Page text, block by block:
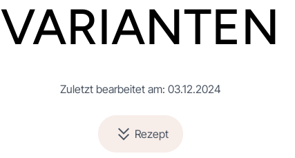
VARIANTEN
Zuletzt bearbeitet am: 03.12.2024
Rezept